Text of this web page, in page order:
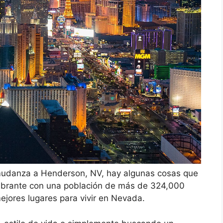
a Henderson, NV, hay algunas cosas que
con una población de más de 324,000
lugares para vivir en Nevada.